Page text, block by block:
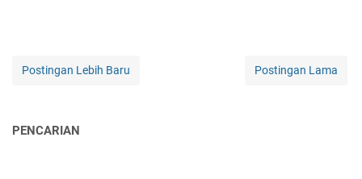
Postingan Lebih Baru Postingan Lama
PENCARIAN